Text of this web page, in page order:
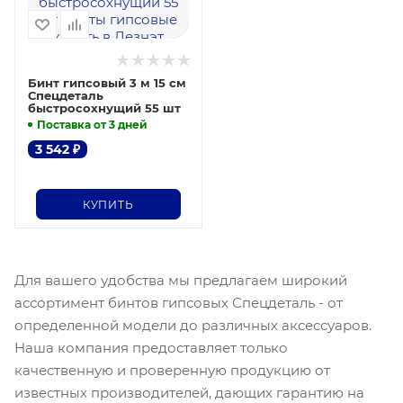
Бинт гипсовый 3 м 15 см
Спецдеталь
быстросохнущий 55 шт
Поставка от 3 дней
3 542 ₽
КУПИТЬ
Для вашего удобства мы предлагаем широкий
ассортимент бинтов гипсовых Спецдеталь - от
определенной модели до различных аксессуаров.
Наша компания предоставляет только
качественную и проверенную продукцию от
известных производителей, дающих гарантию на